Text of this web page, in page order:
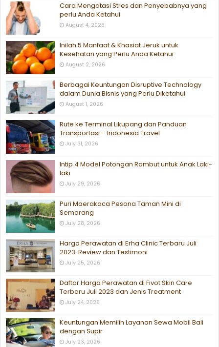
Cara Mengatasi Stres dan Penyebabnya yang
perlu Anda Ketahui
August 4, 2026
Inilah 5 Manfaat & Khasiat Jeruk untuk
Kesehatan yang Perlu Anda Ketahui
August 2, 2026
Berbagai Keuntungan Disruptive Technology
dalam Dunia Bisnis yang Perlu Diketahui
August 1, 2026
Rute ke Terminal Likupang dan Panduan
Transportasi – Indonesia Travel
July 31, 2026
Intip 4 Model Potongan Rambut untuk Anak Laki-
laki
July 29, 2026
Puri Maerakaca Pesona Taman Mini di
Semarang
July 28, 2026
Harga Perawatan di Erha Clinic Terbaru Juli
2023: Review dan Testimoni
July 25, 2026
Daftar Harga Perawatan di Fivot Skin Care
Terbaru Juli 2023 dan Jenis Treatment
July 24, 2026
Keuntungan Memilih Layanan Sewa Mobil Bali
dengan Supir
July 23, 2026